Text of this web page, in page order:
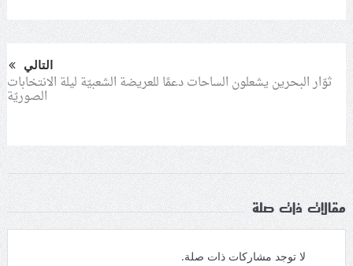
التالي
ثوّار البحرين يشعلون الساحات دعمًا للعريضة الشعبيّة ليلة الانتخابات
الصوريّة
مقالات ذات صلة
لا توجد مشاركات ذات صلة.